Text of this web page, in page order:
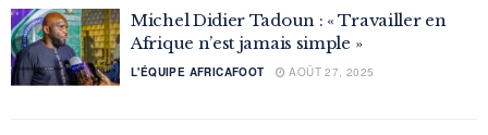
Michel Didier Tadoun : « Travailler en
Afrique n’est jamais simple »
L'ÉQUIPE AFRICAFOOT AOÛT 27, 2025